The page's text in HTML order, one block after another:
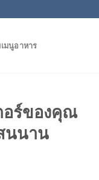
มนูอาหาร
อร์ของคุณ
นนาน